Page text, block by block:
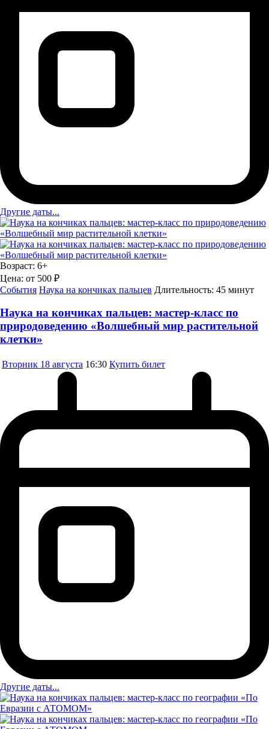
Другие даты...
Возраст: 6+
Цена: от 500 ₽
События Наука на кончиках пальцев Длительность: 45 минут
Наука на кончиках пальцев: мастер-класс по
природоведению «Волшебный мир растительной
клетки»
Вторник 18 августа 16:30 Купить билет
Другие даты...